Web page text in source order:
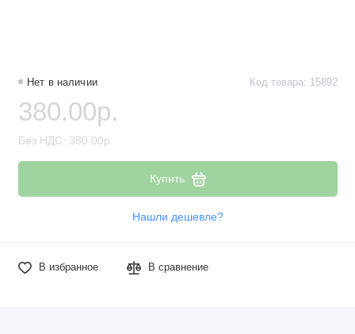
Нет в наличии Код товара: 15892
380.00р.
Без НДС: 380.00р.
Купить
Нашли дешевле?
В избранное В сравнение